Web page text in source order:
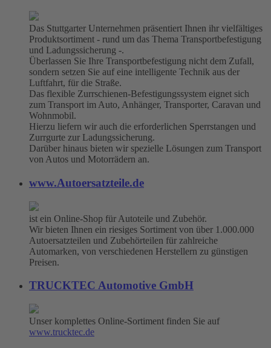
Das Stuttgarter Unternehmen präsentiert Ihnen ihr vielfältiges
Produktsortiment - rund um das Thema Transportbefestigung
und Ladungssicherung -.
Überlassen Sie Ihre Transportbefestigung nicht dem Zufall,
sondern setzen Sie auf eine intelligente Technik aus der
Luftfahrt, für die Straße.
Das flexible Zurrschienen-Befestigungssystem eignet sich
zum Transport im Auto, Anhänger, Transporter, Caravan und
Wohnmobil.
Hierzu liefern wir auch die erforderlichen Sperrstangen und
Zurrgurte zur Ladungssicherung.
Darüber hinaus bieten wir spezielle Lösungen zum Transport
von Autos und Motorrädern an.
www.Autoersatzteile.de
ist ein Online-Shop für Autoteile und Zubehör.
Wir bieten Ihnen ein riesiges Sortiment von über 1.000.000
Autoersatzteilen und Zubehörteilen für zahlreiche
Automarken, von verschiedenen Herstellern zu günstigen
Preisen.
TRUCKTEC Automotive GmbH
Unser komplettes Online-Sortiment finden Sie auf
www.trucktec.de